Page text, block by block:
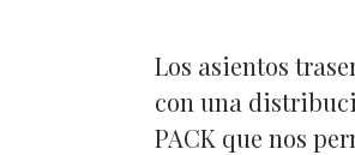
Los asientos
con una
PACK que nos